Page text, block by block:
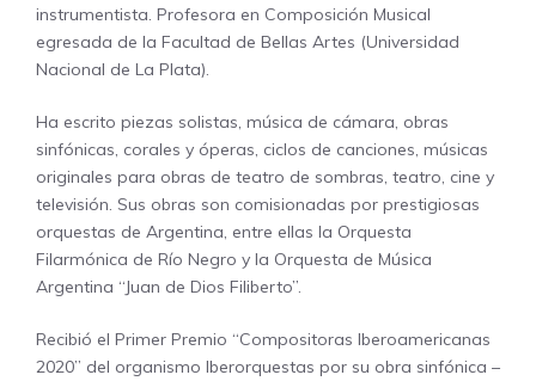
instrumentista. Profesora en Composición Musical
egresada de la Facultad de Bellas Artes (Universidad
Nacional de La Plata).
Ha escrito piezas solistas, música de cámara, obras
sinfónicas, corales y óperas, ciclos de canciones, músicas
originales para obras de teatro de sombras, teatro, cine y
televisión. Sus obras son comisionadas por prestigiosas
orquestas de Argentina, entre ellas la Orquesta
Filarmónica de Río Negro y la Orquesta de Música
Argentina “Juan de Dios Filiberto”.
Recibió el Primer Premio “Compositoras Iberoamericanas
2020” del organismo Iberorquestas por su obra sinfónica –